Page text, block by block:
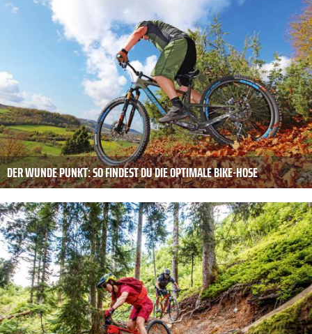
DER WUNDE PUNKT: SO FINDEST DU DIE OPTIMALE BIKE-HOSE